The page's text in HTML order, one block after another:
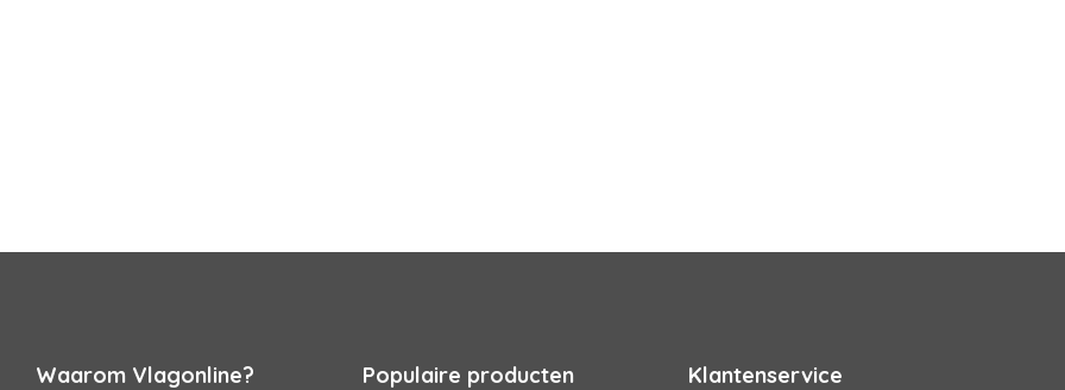
Waarom Vlagonline? Populaire producten Klantenservice